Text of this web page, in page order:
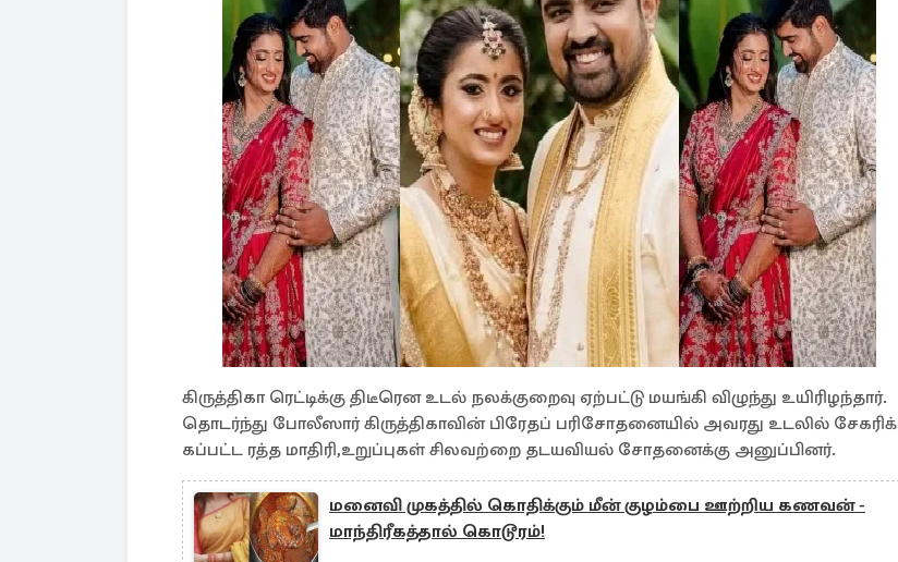
கிருத்​திகா ரெட்டிக்கு திடீரென உடல் நலக்​குறைவு ஏற்​பட்டு மயங்கி விழுந்​து உயிரிழந்தார்.
தொடர்ந்து போலீ​ஸார் கிருத்​தி​கா​வின் பிரேதப் பரிசோதனையில் அவரது உடலில் சேகரிக்​
கப்​பட்ட ரத்த மாதிரி,​உறுப்​புகள் சில​வற்றை தடய​வியல் சோதனைக்கு அனுப்​பினர்.
மனைவி முகத்தில் கொதிக்கும் மீன் குழம்பை ஊற்றிய கணவன் -
மாந்திரீகத்தால் கொடூரம்!